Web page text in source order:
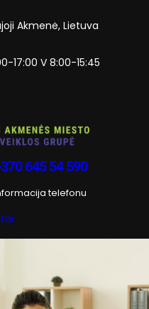
Akmenė, Lietuva
17:00 V 8:00-15:45
645 54 590
telefonu